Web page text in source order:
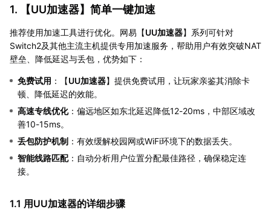
1. 【UU加速器】简单一键加速
推荐使用加速工具进行优化。网易【UU加速器】系列可针对
Switch2及其他主流主机提供专用加速服务，帮助用户有效突破NAT
壁垒、降低延迟与丢包，优势如下：
免费试用 ：【UU加速器】提供免费试用，让玩家亲鉴其消除卡
顿、降低延迟的效能。
高速专线优化：偏远地区如东北延迟降低12-20ms，中部区域改
善10-15ms。
丢包防护机制 ：有效缓解校园网或WiFi环境下的数据丢失。
智能线路匹配：自动分析用户位置分配最佳路径，确保稳定连
接。
1.1 用UU加速器的详细步骤